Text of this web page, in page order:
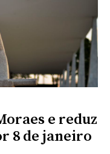
e reduz
8 de janeiro